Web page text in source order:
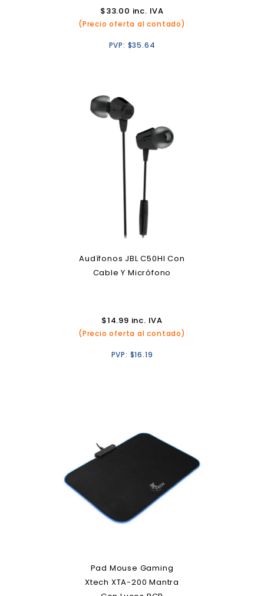
$33.00 inc. IVA
(Precio oferta al contado)
PVP: $35.64
Audífonos JBL C50HI Con
Cable Y Micrófono
$14.99 inc. IVA
(Precio oferta al contado)
PVP: $16.19
Pad Mouse Gaming
Xtech XTA-200 Mantra